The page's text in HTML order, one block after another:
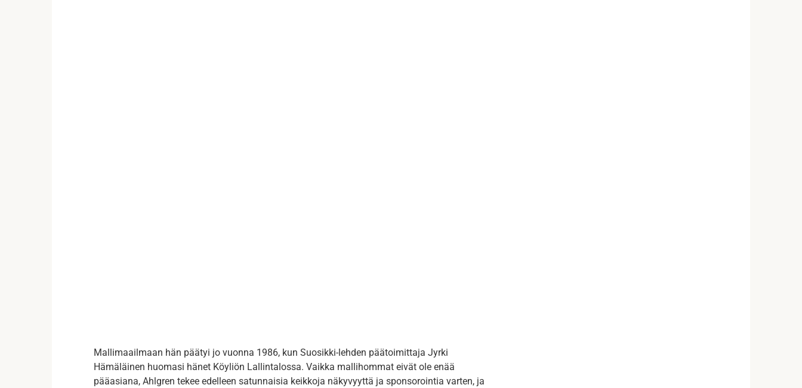
Mallimaailmaan hän päätyi jo vuonna 1986, kun Suosikki-lehden päätoimittaja Jyrki
Hämäläinen huomasi hänet Köyliön Lallintalossa. Vaikka mallihommat eivät ole enää
pääasiana, Ahlgren tekee edelleen satunnaisia keikkoja näkyvyyttä ja sponsorointia varten, ja